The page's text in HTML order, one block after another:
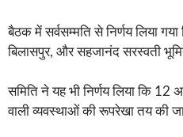
बैठक में सर्वसम्मति से निर्णय लिया
बिलासपुर, और सहजानंद सरस्वती
समिति ने यह भी निर्णय लिया कि
वाली व्यवस्थाओं की रूपरेखा तय की